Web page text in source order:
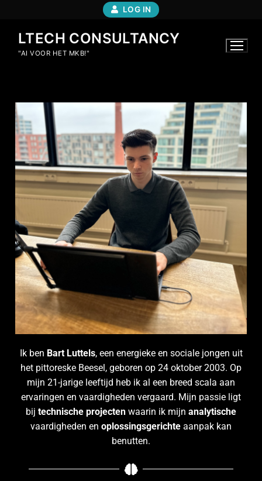
LOG IN
LTECH CONSULTANCY
"AI VOOR HET MKB!"
Ik ben Bart Luttels, een energieke en sociale jongen uit
het pittoreske Beesel, geboren op 24 oktober 2003. Op
mijn 21-jarige leeftijd heb ik al een breed scala aan
ervaringen en vaardigheden vergaard. Mijn passie ligt
bij technische projecten waarin ik mijn analytische
vaardigheden en oplossingsgerichte aanpak kan
benutten.